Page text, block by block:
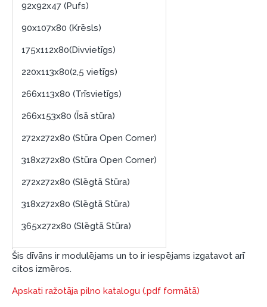
92x92x47 (Pufs)
90x107x80 (Krēsls)
175x112x80(Divvietīgs)
220x113x80(2,5 vietīgs)
266x113x80 (Trīsvietīgs)
266x153x80 (Īsā stūra)
272x272x80 (Stūra Open Corner)
318x272x80 (Stūra Open Corner)
272x272x80 (Slēgtā Stūra)
318x272x80 (Slēgtā Stūra)
365x272x80 (Slēgtā Stūra)
Šis dīvāns ir modulējams un to ir iespējams izgatavot arī
citos izmēros.
Apskati ražotāja pilno katalogu (.pdf formātā)